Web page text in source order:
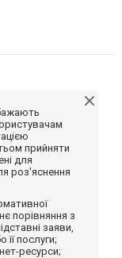
прийняти
для
роз'яснення
порівняння з
заяви,
її послуги;
ресурси;